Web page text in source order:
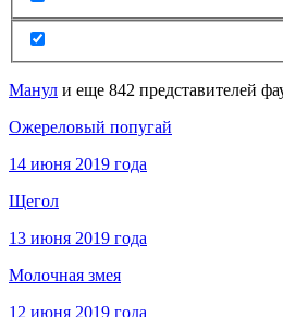
Манул и еще 842 представителей
Ожереловый попугай
14 июня 2019 года
Щегол
13 июня 2019 года
Молочная змея
12 июня 2019 года